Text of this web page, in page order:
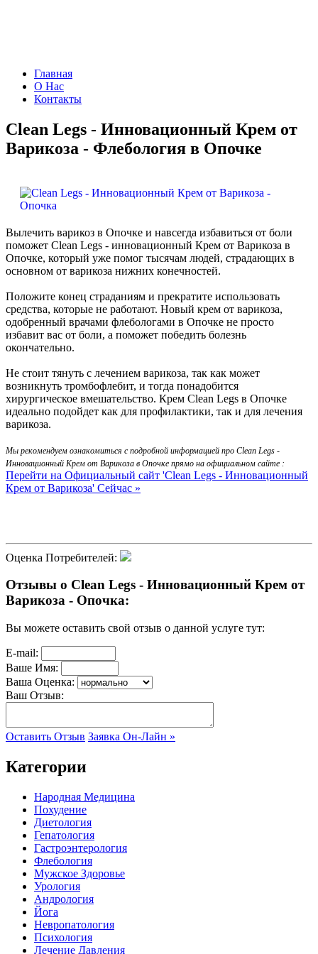
Главная
О Нас
Контакты
Clean Legs - Инновационный Крем от
Варикоза - Флебология в Опочке
Вылечить варикоз в Опочке и навсегда избавиться от боли
поможет Clean Legs - инновационный Крем от Варикоза в
Опочке, который уже помог тысячам людей, страдающих в
основном от варикоза нижних конечностей.
Положите конец страданиям и прекратите использовать
средства, которые не работают. Новый крем от варикоза,
одобренный врачами флебологами в Опочке не просто
избавит вас от боли, а поможет победить болезнь
окончательно.
Не стоит тянуть с лечением варикоза, так как может
возникнуть тромбофлебит, и тогда понадобится
хирургическое вмешательство. Крем Clean Legs в Опочке
идеально подойдет как для профилактики, так и для лечения
варикоза.
Мы рекомендуем ознакомиться с подробной информацией про Clean Legs -
Инновационный Крем от Варикоза в Опочке прямо на официальном сайте :
Перейти на Официальный сайт 'Clean Legs - Инновационный
Крем от Варикоза' Сейчас »
Оценка Потребителей:
Отзывы о Clean Legs - Инновационный Крем от
Варикоза - Опочка:
Вы можете оставить свой отзыв о данной услуге тут:
E-mail:
Ваше Имя:
Ваша Оценка:
Ваш Отзыв:
Оставить Отзыв Заявка Он-Лайн »
Категории
Народная Медицина
Похудение
Диетология
Гепатология
Гастроэнтерология
Флебология
Мужское Здоровье
Урология
Андрология
Йога
Невропатология
Психология
Лечение Давления